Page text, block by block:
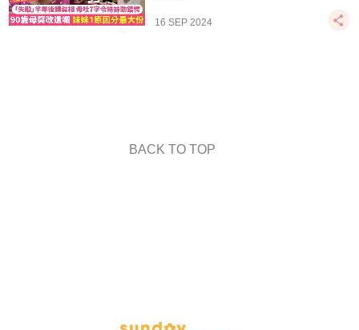
16 SEP 2024
BACK TO TOP